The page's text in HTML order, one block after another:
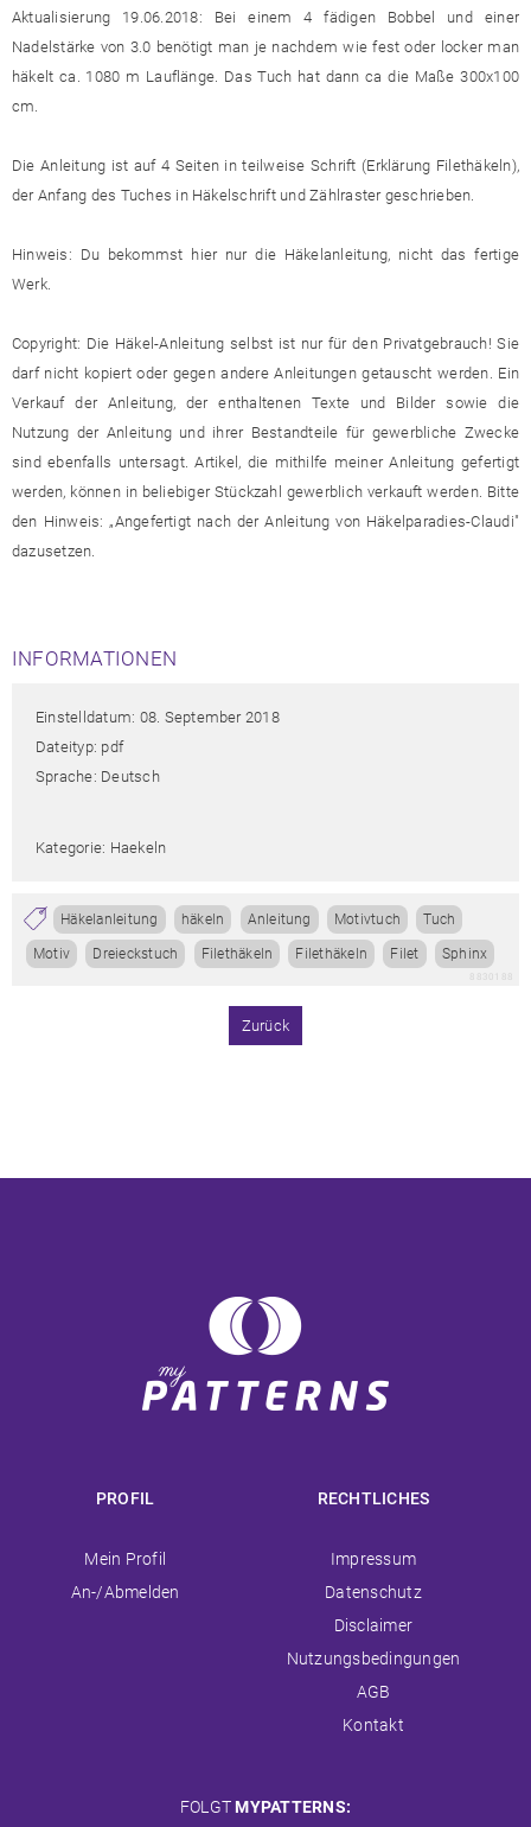
Aktualisierung 19.06.2018: Bei einem 4 fädigen Bobbel und einer
Nadelstärke von 3.0 benötigt man je nachdem wie fest oder locker man
häkelt ca. 1080 m Lauflänge. Das Tuch hat dann ca die Maße 300x100
cm.
Die Anleitung ist auf 4 Seiten in teilweise Schrift (Erklärung Filethäkeln),
der Anfang des Tuches in Häkelschrift und Zählraster geschrieben.
Hinweis: Du bekommst hier nur die Häkelanleitung, nicht das fertige
Werk.
Copyright: Die Häkel-Anleitung selbst ist nur für den Privatgebrauch! Sie
darf nicht kopiert oder gegen andere Anleitungen getauscht werden. Ein
Verkauf der Anleitung, der enthaltenen Texte und Bilder sowie die
Nutzung der Anleitung und ihrer Bestandteile für gewerbliche Zwecke
sind ebenfalls untersagt. Artikel, die mithilfe meiner Anleitung gefertigt
werden, können in beliebiger Stückzahl gewerblich verkauft werden. Bitte
den Hinweis: „Angefertigt nach der Anleitung von Häkelparadies-Claudi"
dazusetzen.
INFORMATIONEN
Einstelldatum: 08. September 2018
Dateityp: pdf
Sprache: Deutsch
Kategorie: Haekeln
Häkelanleitung häkeln Anleitung Motivtuch Tuch
Motiv Dreieckstuch Filethäkeln Filethäkeln Filet Sphinx
Zurück
PROFIL
Navigation
überspringen
Mein Profil
An-/Abmelden
RECHTLICHES
Navigation
überspringen
Impressum
Datenschutz
Disclaimer
Nutzungsbedingungen
AGB
Kontakt
FOLGT MYPATTERNS: